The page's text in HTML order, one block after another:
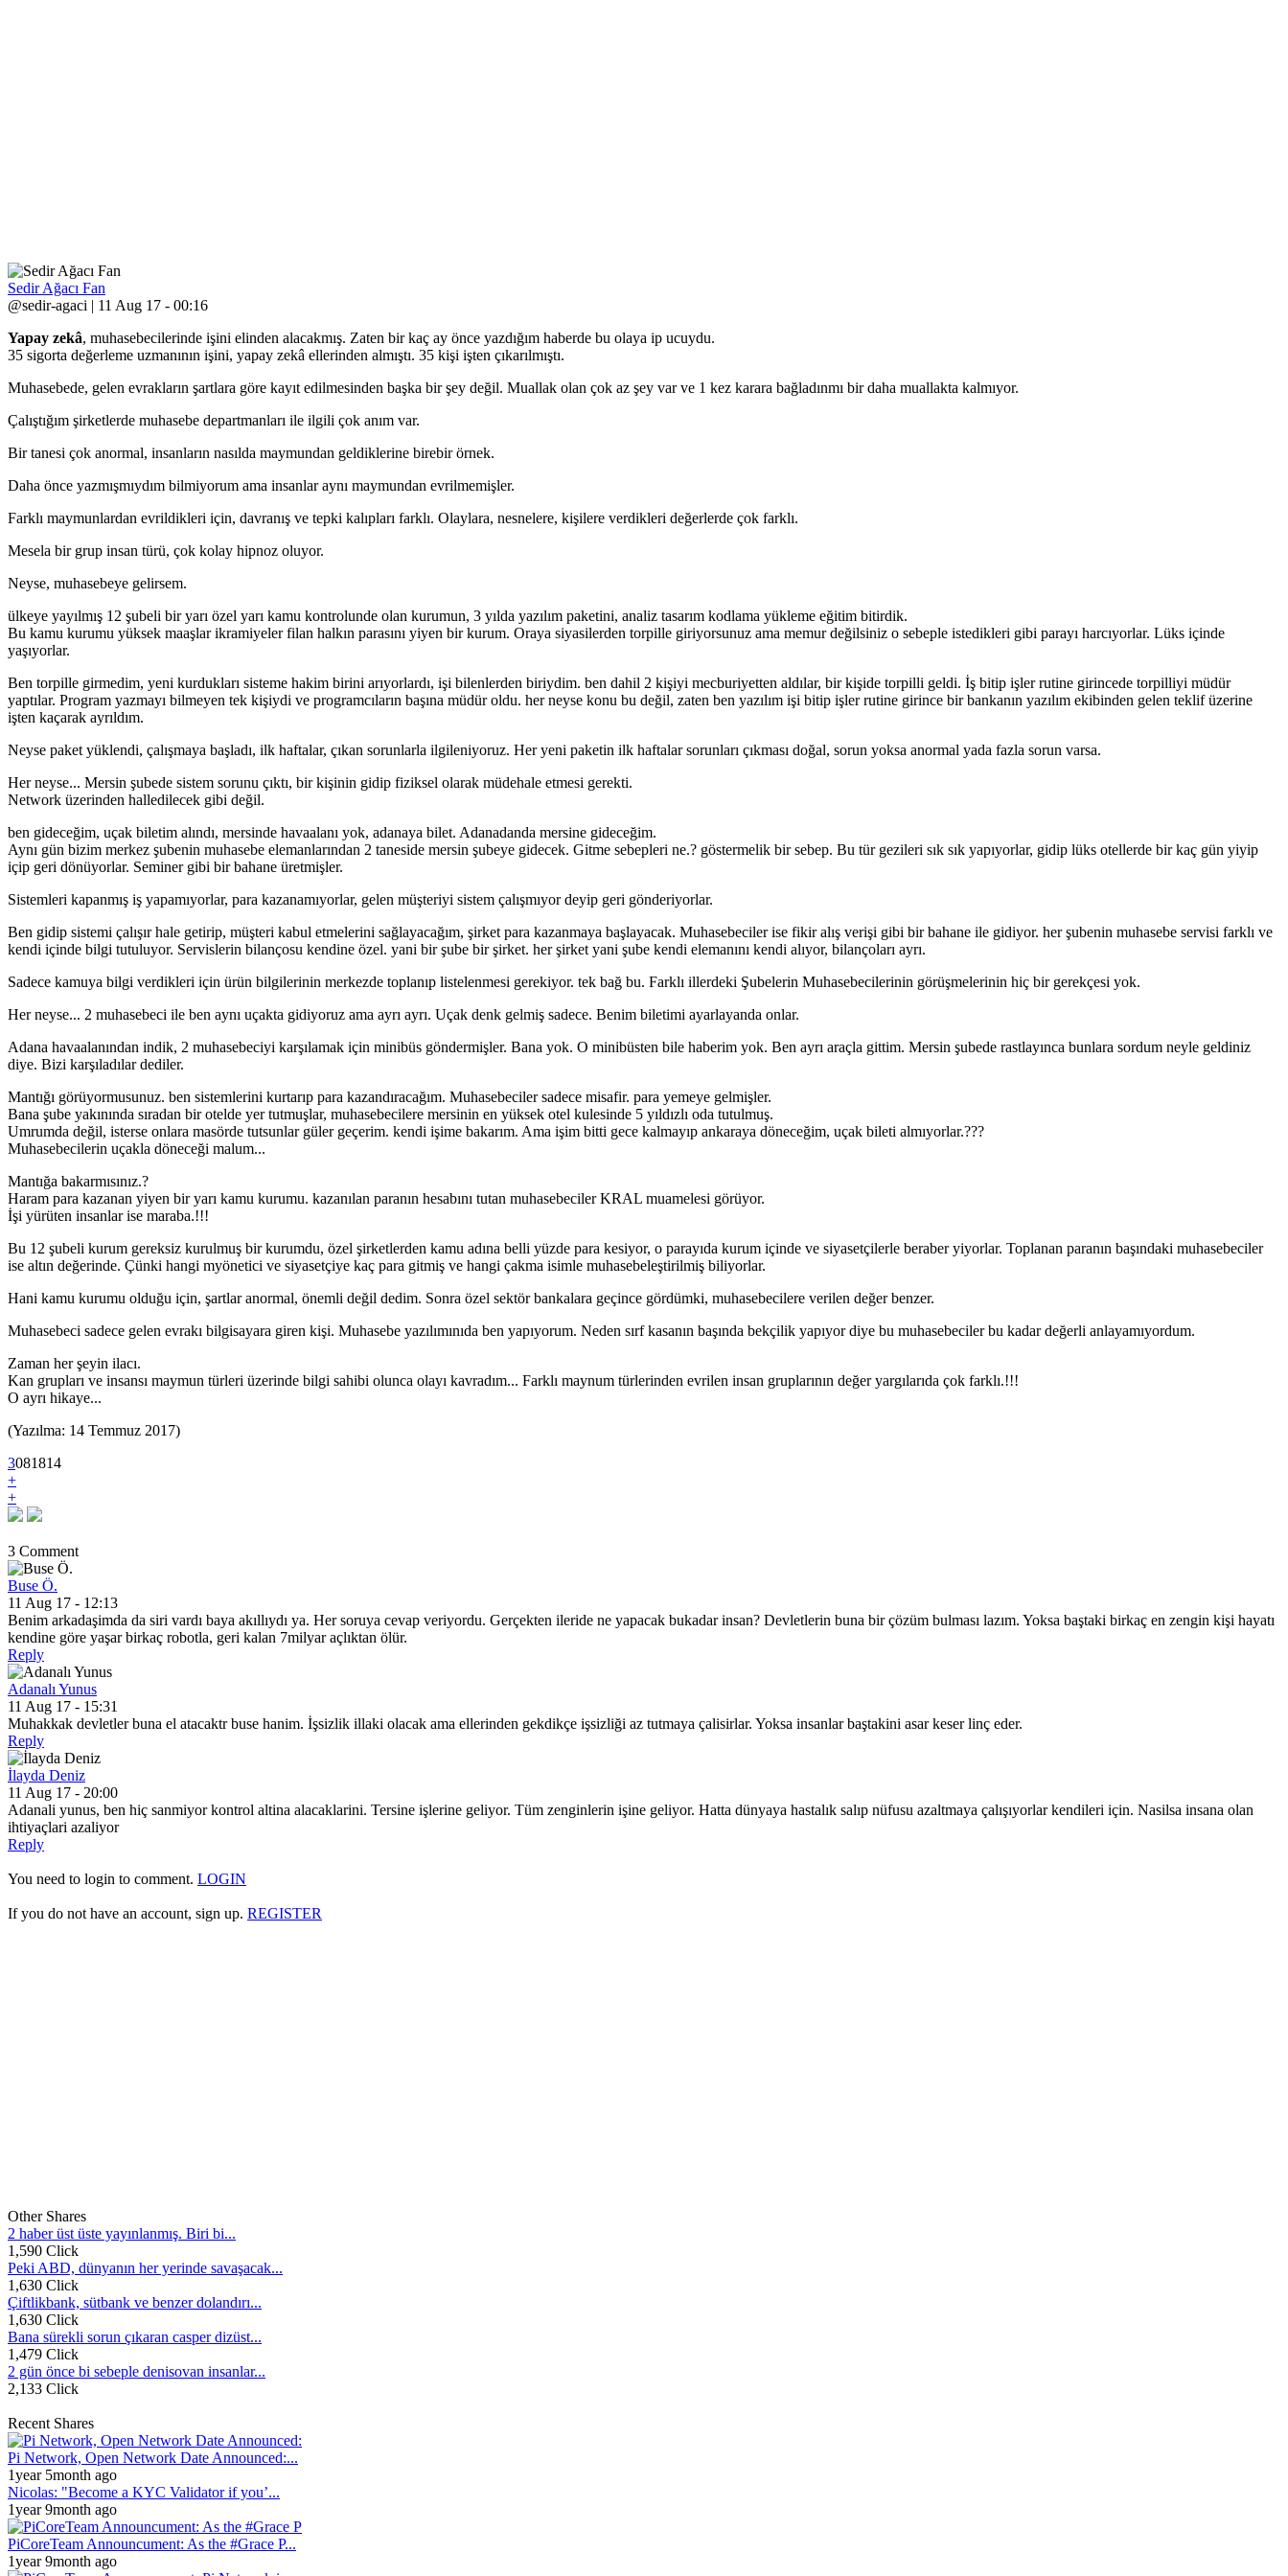
Sedir Ağacı Fan
@sedir-agaci | 11 Aug 17 - 00:16
Yapay zekâ, muhasebecilerinde işini elinden alacakmış. Zaten bir kaç ay önce yazdığım haberde bu olaya ip ucuydu.
35 sigorta değerleme uzmanının işini, yapay zekâ ellerinden almıştı. 35 kişi işten çıkarılmıştı.
Muhasebede, gelen evrakların şartlara göre kayıt edilmesinden başka bir şey değil. Muallak olan çok az şey var ve 1 kez karara bağladınmı bir daha muallakta kalmıyor.
Çalıştığım şirketlerde muhasebe departmanları ile ilgili çok anım var.
Bir tanesi çok anormal, insanların nasılda maymundan geldiklerine birebir örnek.
Daha önce yazmışmıydım bilmiyorum ama insanlar aynı maymundan evrilmemişler.
Farklı maymunlardan evrildikleri için, davranış ve tepki kalıpları farklı. Olaylara, nesnelere, kişilere verdikleri değerlerde çok farklı.
Mesela bir grup insan türü, çok kolay hipnoz oluyor.
Neyse, muhasebeye gelirsem.
ülkeye yayılmış 12 şubeli bir yarı özel yarı kamu kontrolunde olan kurumun, 3 yılda yazılım paketini, analiz tasarım kodlama yükleme eğitim bitirdik.
Bu kamu kurumu yüksek maaşlar ikramiyeler filan halkın parasını yiyen bir kurum. Oraya siyasilerden torpille giriyorsunuz ama memur değilsiniz o sebeple istedikleri gibi parayı harcıyorlar. Lüks içinde
yaşıyorlar.
Ben torpille girmedim, yeni kurdukları sisteme hakim birini arıyorlardı, işi bilenlerden biriydim. ben dahil 2 kişiyi mecburiyetten aldılar, bir kişide torpilli geldi. İş bitip işler rutine girincede torpilliyi müdür
yaptılar. Program yazmayı bilmeyen tek kişiydi ve programcıların başına müdür oldu. her neyse konu bu değil, zaten ben yazılım işi bitip işler rutine girince bir bankanın yazılım ekibinden gelen teklif üzerine
işten kaçarak ayrıldım.
Neyse paket yüklendi, çalışmaya başladı, ilk haftalar, çıkan sorunlarla ilgileniyoruz. Her yeni paketin ilk haftalar sorunları çıkması doğal, sorun yoksa anormal yada fazla sorun varsa.
Her neyse... Mersin şubede sistem sorunu çıktı, bir kişinin gidip fiziksel olarak müdehale etmesi gerekti.
Network üzerinden halledilecek gibi değil.
ben gideceğim, uçak biletim alındı, mersinde havaalanı yok, adanaya bilet. Adanadanda mersine gideceğim.
Aynı gün bizim merkez şubenin muhasebe elemanlarından 2 taneside mersin şubeye gidecek. Gitme sebepleri ne.? göstermelik bir sebep. Bu tür gezileri sık sık yapıyorlar, gidip lüks otellerde bir kaç gün yiyip
içip geri dönüyorlar. Seminer gibi bir bahane üretmişler.
Sistemleri kapanmış iş yapamıyorlar, para kazanamıyorlar, gelen müşteriyi sistem çalışmıyor deyip geri gönderiyorlar.
Ben gidip sistemi çalışır hale getirip, müşteri kabul etmelerini sağlayacağım, şirket para kazanmaya başlayacak. Muhasebeciler ise fikir alış verişi gibi bir bahane ile gidiyor. her şubenin muhasebe servisi farklı ve
kendi içinde bilgi tutuluyor. Servislerin bilançosu kendine özel. yani bir şube bir şirket. her şirket yani şube kendi elemanını kendi alıyor, bilançoları ayrı.
Sadece kamuya bilgi verdikleri için ürün bilgilerinin merkezde toplanıp listelenmesi gerekiyor. tek bağ bu. Farklı illerdeki Şubelerin Muhasebecilerinin görüşmelerinin hiç bir gerekçesi yok.
Her neyse... 2 muhasebeci ile ben aynı uçakta gidiyoruz ama ayrı ayrı. Uçak denk gelmiş sadece. Benim biletimi ayarlayanda onlar.
Adana havaalanından indik, 2 muhasebeciyi karşılamak için minibüs göndermişler. Bana yok. O minibüsten bile haberim yok. Ben ayrı araçla gittim. Mersin şubede rastlayınca bunlara sordum neyle geldiniz
diye. Bizi karşıladılar dediler.
Mantığı görüyormusunuz. ben sistemlerini kurtarıp para kazandıracağım. Muhasebeciler sadece misafir. para yemeye gelmişler.
Bana şube yakınında sıradan bir otelde yer tutmuşlar, muhasebecilere mersinin en yüksek otel kulesinde 5 yıldızlı oda tutulmuş.
Umrumda değil, isterse onlara masörde tutsunlar güler geçerim. kendi işime bakarım. Ama işim bitti gece kalmayıp ankaraya döneceğim, uçak bileti almıyorlar.???
Muhasebecilerin uçakla döneceği malum...
Mantığa bakarmısınız.?
Haram para kazanan yiyen bir yarı kamu kurumu. kazanılan paranın hesabını tutan muhasebeciler KRAL muamelesi görüyor.
İşi yürüten insanlar ise maraba.!!!
Bu 12 şubeli kurum gereksiz kurulmuş bir kurumdu, özel şirketlerden kamu adına belli yüzde para kesiyor, o parayıda kurum içinde ve siyasetçilerle beraber yiyorlar. Toplanan paranın başındaki muhasebeciler
ise altın değerinde. Çünki hangi myönetici ve siyasetçiye kaç para gitmiş ve hangi çakma isimle muhasebeleştirilmiş biliyorlar.
Hani kamu kurumu olduğu için, şartlar anormal, önemli değil dedim. Sonra özel sektör bankalara geçince gördümki, muhasebecilere verilen değer benzer.
Muhasebeci sadece gelen evrakı bilgisayara giren kişi. Muhasebe yazılımınıda ben yapıyorum. Neden sırf kasanın başında bekçilik yapıyor diye bu muhasebeciler bu kadar değerli anlayamıyordum.
Zaman her şeyin ilacı.
Kan grupları ve insansı maymun türleri üzerinde bilgi sahibi olunca olayı kavradım... Farklı maynum türlerinden evrilen insan gruplarının değer yargılarıda çok farklı.!!!
O ayrı hikaye...
(Yazılma: 14 Temmuz 2017)
3081814
+
+
3 Comment
Buse Ö.
11 Aug 17 - 12:13
Benim arkadaşimda da siri vardı baya akıllıydı ya. Her soruya cevap veriyordu. Gerçekten ileride ne yapacak bukadar insan? Devletlerin buna bir çözüm bulması lazım. Yoksa baştaki birkaç en zengin kişi hayatı
kendine göre yaşar birkaç robotla, geri kalan 7milyar açlıktan ölür.
Reply
Adanalı Yunus
11 Aug 17 - 15:31
Muhakkak devletler buna el atacaktr buse hanim. İşsizlik illaki olacak ama ellerinden gekdikçe işsizliği az tutmaya çalisirlar. Yoksa insanlar baştakini asar keser linç eder.
Reply
İlayda Deniz
11 Aug 17 - 20:00
Adanali yunus, ben hiç sanmiyor kontrol altina alacaklarini. Tersine işlerine geliyor. Tüm zenginlerin işine geliyor. Hatta dünyaya hastalık salıp nüfusu azaltmaya çalışıyorlar kendileri için. Nasilsa insana olan
ihtiyaçlari azaliyor
Reply
You need to login to comment. LOGIN
If you do not have an account, sign up. REGISTER
Other Shares
2 haber üst üste yayınlanmış. Biri bi...
1,590 Click
Peki ABD, dünyanın her yerinde savaşacak...
1,630 Click
Çiftlikbank, sütbank ve benzer dolandırı...
1,630 Click
Bana sürekli sorun çıkaran casper dizüst...
1,479 Click
2 gün önce bi sebeple denisovan insanlar...
2,133 Click
Recent Shares
Pi Network, Open Network Date Announced:...
1year 5month ago
Nicolas: "Become a KYC Validator if you’...
1year 9month ago
PiCoreTeam Announcument: As the #Grace P...
1year 9month ago